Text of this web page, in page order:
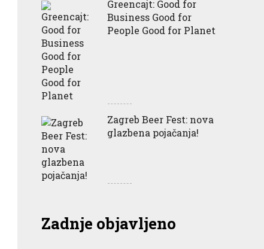
Greencajt: Good for
Business Good for
People Good for Planet
Zagreb Beer Fest: nova
glazbena pojačanja!
Zadnje objavljeno